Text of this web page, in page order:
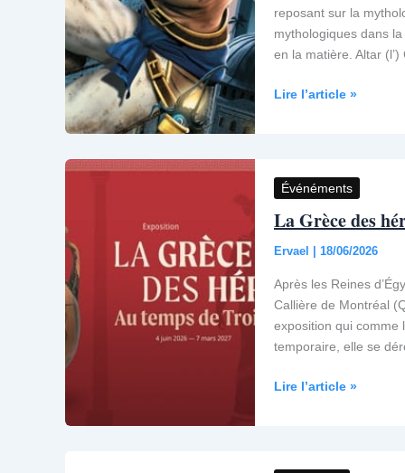
aux
sources
de
fantasy
reposant sur la
mythologiques dans
en la matière. Altar
Les
Prince
of
Persia
Lire l’article »
Événéments
La Grèce des
Ervael 18/06/2026
Après les Reines
Callière de Montréal
exposition qui comme
temporaire, elle se
La
Au
Lire l’article »